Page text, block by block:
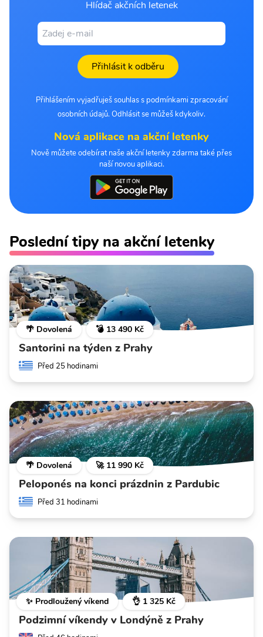
Hlídač akčních letenek
Přihlásit k odběru
Přihlášením vyjadřuješ souhlas s podmínkami zpracování
osobních údajů. Odhlásit se můžeš kdykoliv.
Nová aplikace na akční letenky
Nově můžete odebírat naše akční letenky zdarma také přes
naší novou aplikaci.
Poslední tipy na akční letenky
🌴 Dovolená 💣 13 490 Kč
Santorini na týden z Prahy
Před 25 hodinami
🌴 Dovolená 🚀 11 990 Kč
Peloponés na konci prázdnin z Pardubic
Před 31 hodinami
✨ Prodloužený víkend 👌 1 325 Kč
Podzimní víkendy v Londýně z Prahy